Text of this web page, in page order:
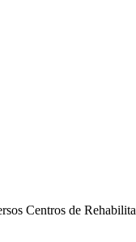
Centros de